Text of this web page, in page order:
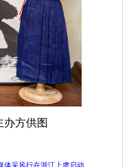
方供图